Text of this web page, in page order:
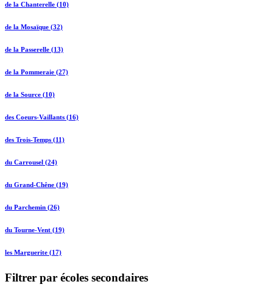
de la Chanterelle (10)
de la Mosaïque (32)
de la Passerelle (13)
de la Pommeraie (27)
de la Source (10)
des Coeurs-Vaillants (16)
des Trois-Temps (11)
du Carrousel (24)
du Grand-Chêne (19)
du Parchemin (26)
du Tourne-Vent (19)
les Marguerite (17)
Filtrer par écoles secondaires